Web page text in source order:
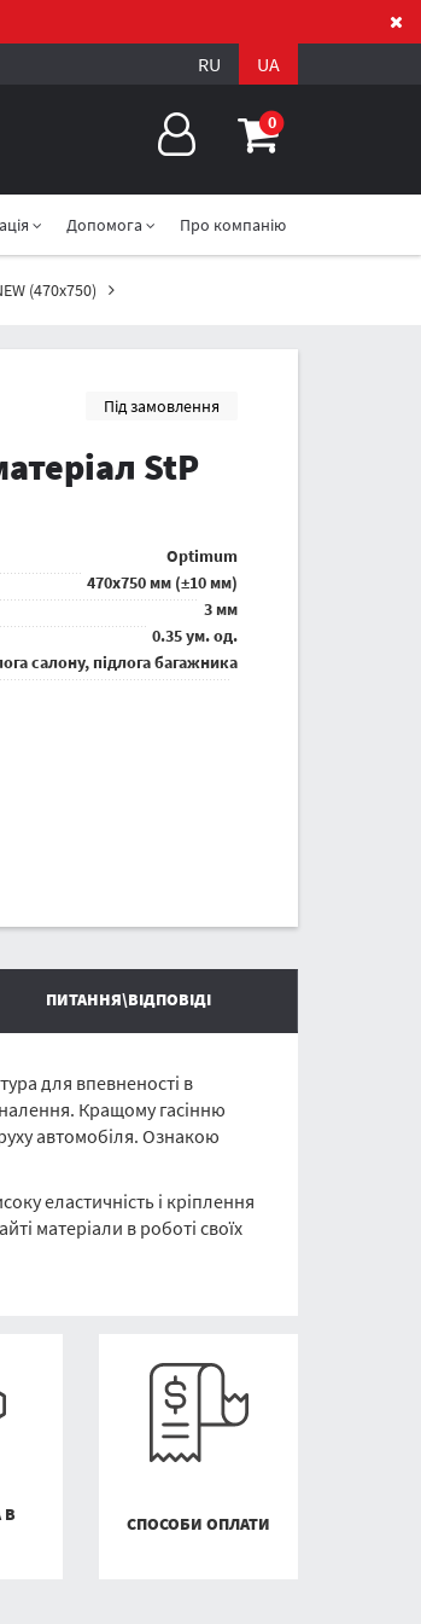
RU UA
0
Допомога Про компанію
(470x750)
Під замовлення
StP
Optimum
470x750 мм (±10 мм)
3 мм
0.35 ум. од.
салону, підлога багажника
ПИТАННЯ\ВІДПОВІДІ
для впевненості в
Кращому гасінню
автомобіля. Ознакою
еластичність і кріплення
матеріали в роботі своїх
В
СПОСОБИ ОПЛАТИ